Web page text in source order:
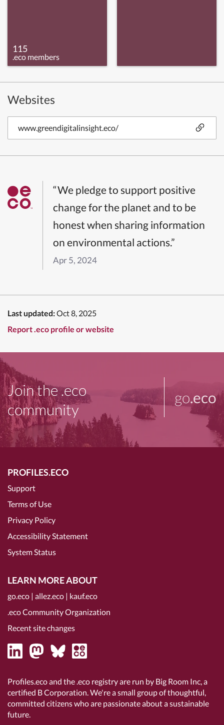
115
.eco members
Websites
www.greendigitalinsight.eco/
“We pledge to support positive
change for the planet and to be
honest when sharing information
on environmental actions.”
Apr 5, 2024
Last updated:Oct 8, 2025
Report .eco profile or website
Join the .eco
community
go.eco
PROFILES.ECO
Support
Terms of Use
Privacy Policy
Accessibility Statement
System Status
LEARN MORE ABOUT
go.eco | allez.eco | kauf.eco
.eco Community Organization
Recent site changes
Profiles.eco and the .eco registry are run by Big Room Inc, a
certified B Corporation. We're a small group of thoughtful,
committed citizens who are passionate about a sustainable
future.